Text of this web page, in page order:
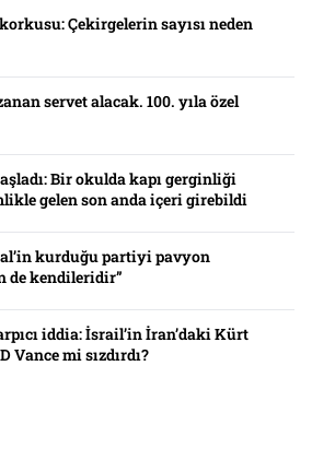
Çekirgelerin sayısı neden
servet alacak. 100. yıla özel
Bir okulda kapı gerginliği
gelen son anda içeri girebildi
kurduğu partiyi pavyon
de kendileridir”
iddia: İsrail’in İran’daki Kürt
Vance mi sızdırdı?